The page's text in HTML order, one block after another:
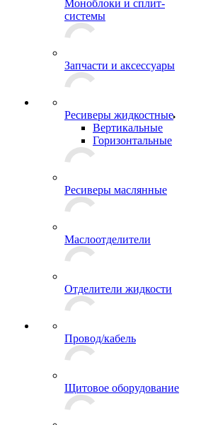
Моноблоки и сплит-
системы
Запчасти и аксессуары
Ресиверы жидкостные
Вертикальные
Горизонтальные
Ресиверы маслянные
Маслоотделители
Отделители жидкости
Провод/кабель
Щитовое оборудование